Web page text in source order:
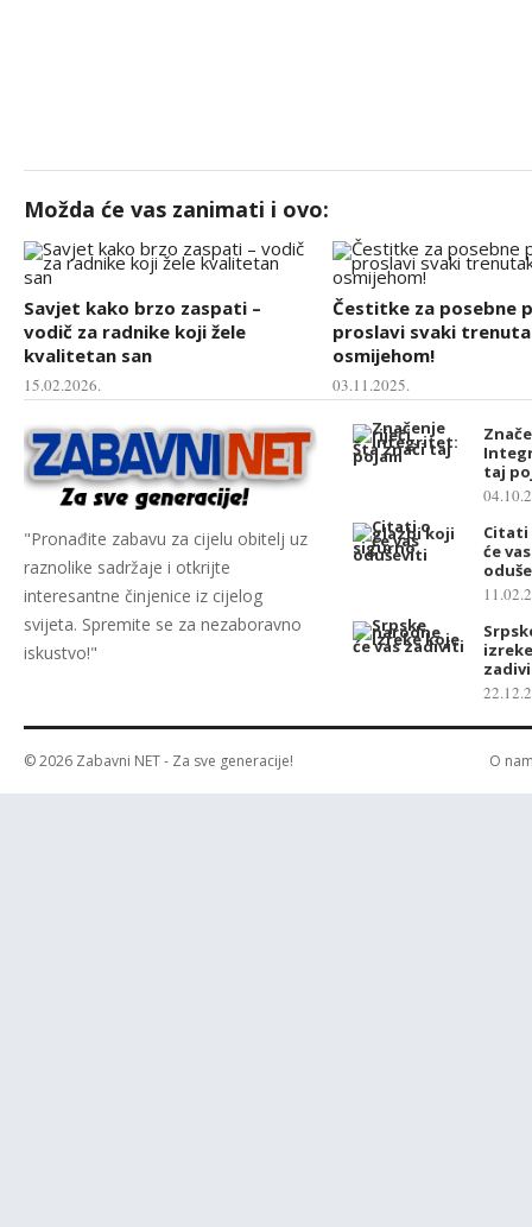
Možda će vas zanimati i ovo:
Savjet kako brzo zaspati –
vodič za radnike koji žele
kvalitetan san
15.02.2026.
Čestitke za posebne
proslavi svaki
osmijehom!
03.11.2025.
"Pronađite zabavu za cijelu obitelj uz
raznolike sadržaje i otkrijte
interesantne činjenice iz cijelog
svijeta. Spremite se za nezaboravno
iskustvo!"
taj
Citati
će
© 2026 Zabavni NET- Za sve generacije! O